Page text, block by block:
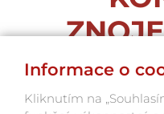
Informace o
Kliknutím na